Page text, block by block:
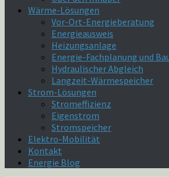
Wärme-Lösungen
Vor-Ort-Energieberatung
Energieausweis
Heizungsanlage
Energie-Fachplanung und
Hydraulischer Abgleich
Langzeit-Wärmespeicher
Strom-Lösungen
Stromeffizienz
Eigenstrom
Stromspeicher
Elektro-Mobilität
Kontakt
Energie Blog